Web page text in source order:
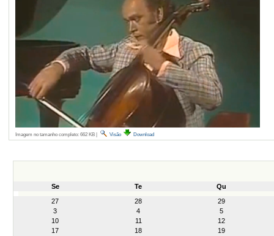
Imagem no tamanho completo: 662 KB| Visão Download
Se Te
Qu
27
28
29
3
4
5
10
11
12
17
18
19